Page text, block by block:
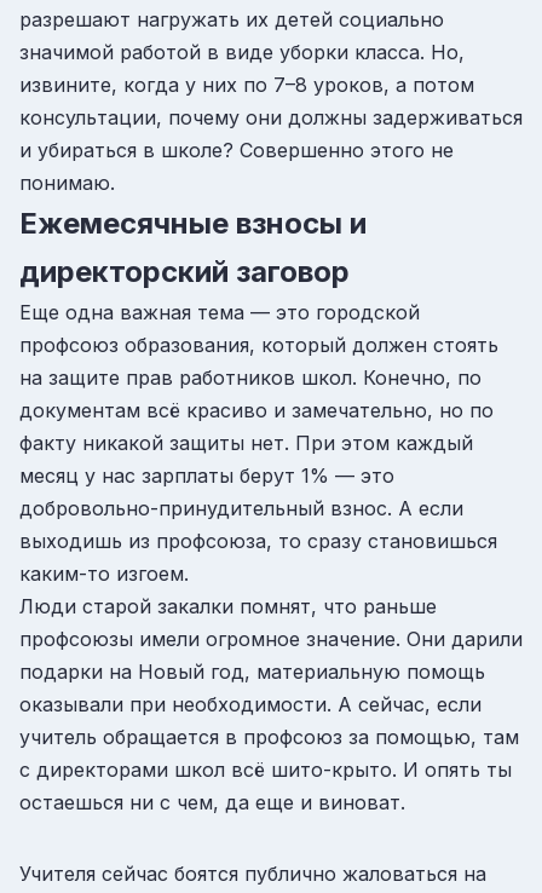
разрешают нагружать их детей социально
значимой работой в виде уборки класса. Но,
извините, когда у них по 7–8 уроков, а потом
консультации, почему они должны задерживаться
и убираться в школе? Совершенно этого не
понимаю.
Ежемесячные взносы и
директорский заговор
Еще одна важная тема — это городской
профсоюз образования, который должен стоять
на защите прав работников школ. Конечно, по
документам всё красиво и замечательно, но по
факту никакой защиты нет. При этом каждый
месяц у нас зарплаты берут 1% — это
добровольно-принудительный взнос. А если
выходишь из профсоюза, то сразу становишься
каким-то изгоем.
Люди старой закалки помнят, что раньше
профсоюзы имели огромное значение. Они дарили
подарки на Новый год, материальную помощь
оказывали при необходимости. А сейчас, если
учитель обращается в профсоюз за помощью, там
с директорами школ всё шито-крыто. И опять ты
остаешься ни с чем, да еще и виноват.
Учителя сейчас боятся публично жаловаться на